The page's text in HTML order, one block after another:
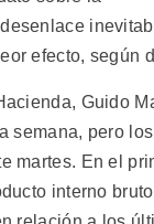
efecto, según
Guido
semana, pero
martes. En el
interno